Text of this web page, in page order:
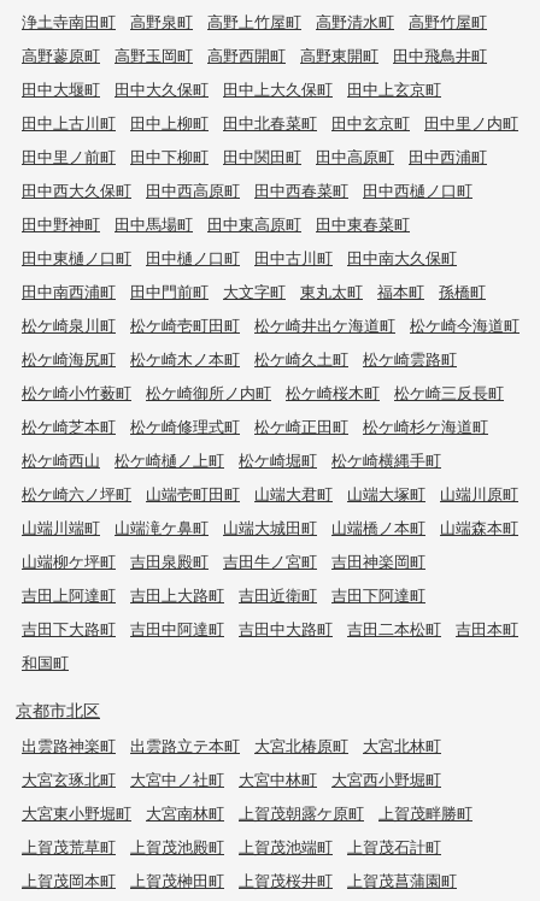
浄土寺南田町
高野泉町 高野上竹屋町 高野清水町
高野竹屋町
高野蓼原町
高野玉岡町 高野西開町 高野東開町
田中飛鳥井町
田中大堰町
田中大久保町 田中上大久保町
田中上玄京町
田中上古川町
田中上柳町 田中北春菜町 田中玄京町
田中里ノ内町
田中里ノ前町
田中下柳町 田中関田町 田中高原町
田中西浦町
田中西大久保町
田中西高原町 田中西春菜町
田中西樋ノ口町
田中野神町
田中馬場町 田中東高原町
田中東春菜町
田中東樋ノ口町
田中樋ノ口町 田中古川町
田中南大久保町
田中南西浦町
田中門前町 大文字町 東丸太町 福本町
孫橋町
松ケ崎泉川町
松ケ崎壱町田町 松ケ崎井出ケ海道町
松ケ崎今海道町
松ケ崎海尻町
松ケ崎木ノ本町 松ケ崎久土町
松ケ崎雲路町
松ケ崎小竹薮町
松ケ崎御所ノ内町 松ケ崎桜木町
松ケ崎三反長町
松ケ崎芝本町
松ケ崎修理式町 松ケ崎正田町
松ケ崎杉ケ海道町
松ケ崎西山
松ケ崎樋ノ上町 松ケ崎堀町
松ケ崎横縄手町
松ケ崎六ノ坪町
山端壱町田町 山端大君町 山端大塚町
山端川原町
山端川端町
山端滝ケ鼻町 山端大城田町 山端橋ノ本町
山端森本町
山端柳ケ坪町
吉田泉殿町 吉田牛ノ宮町
吉田神楽岡町
吉田上阿達町
吉田上大路町 吉田近衛町
吉田下阿達町
吉田下大路町
吉田中阿達町 吉田中大路町 吉田二本松町
吉田本町
和国町
京都市北区
出雲路神楽町 出雲路立テ本町 大宮北椿原町
大宮北林町
大宮玄琢北町
大宮中ノ社町 大宮中林町
大宮西小野堀町
大宮東小野堀町
大宮南林町 上賀茂朝露ケ原町
上賀茂畔勝町
上賀茂荒草町
上賀茂池殿町 上賀茂池端町
上賀茂石計町
上賀茂岡本町
上賀茂榊田町 上賀茂桜井町
上賀茂菖蒲園町